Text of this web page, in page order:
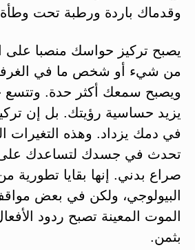
وقدماك باردة ورطبة تحت
يصبح تركيز حواسك منصبا على
من شيء أو شخص ما في
ويصبح سمعك أكثر حدة. وتتسع
يزيد حساسية رؤيتك. بل إن
في دمك يزداد. وهذه التغيرات
تحدث في جسدك لتساعدك على
صراع بدني. إنها بقايا تطورية
البيولوجي، ولكن في بعض
الموت المعينة تصبح ردود
بثمن.